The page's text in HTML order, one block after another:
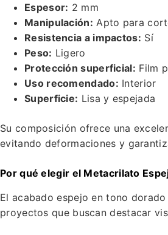
Espesor: 2 mm
Manipulación: Apto para
Resistencia a impactos: Sí
Peso: Ligero
Protección superficial: Film
Uso recomendado: Interior
Superficie: Lisa y espejada
Su composición ofrece una
evitando deformaciones y
Por qué elegir el Metacrilato
El acabado espejo en tono
proyectos que buscan destacar